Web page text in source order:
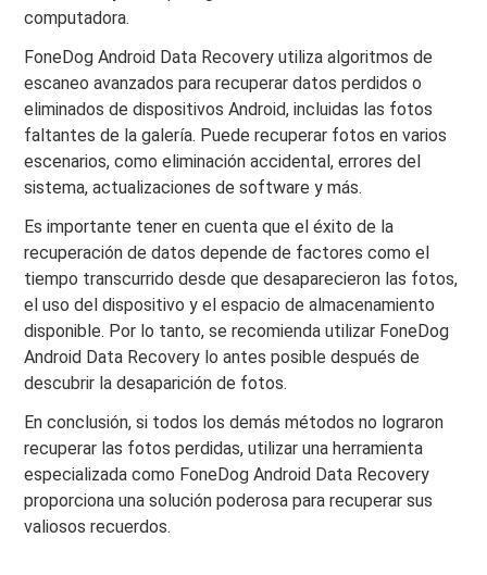
computadora.
FoneDog Android Data Recovery utiliza algoritmos de
escaneo avanzados para recuperar datos perdidos o
eliminados de dispositivos Android, incluidas las fotos
faltantes de la galería. Puede recuperar fotos en varios
escenarios, como eliminación accidental, errores del
sistema, actualizaciones de software y más.
Es importante tener en cuenta que el éxito de la
recuperación de datos depende de factores como el
tiempo transcurrido desde que desaparecieron las fotos,
el uso del dispositivo y el espacio de almacenamiento
disponible. Por lo tanto, se recomienda utilizar FoneDog
Android Data Recovery lo antes posible después de
descubrir la desaparición de fotos.
En conclusión, si todos los demás métodos no lograron
recuperar las fotos perdidas, utilizar una herramienta
especializada como FoneDog Android Data Recovery
proporciona una solución poderosa para recuperar sus
valiosos recuerdos.